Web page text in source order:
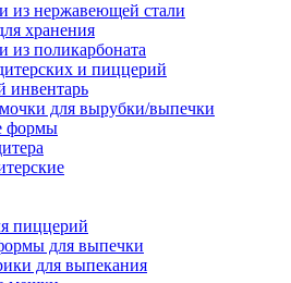
из нержавеющей стали
хранения
из поликарбоната
и пиццерий
инвентарь
для вырубки/выпечки
формы
пиццерий
для выпечки
для выпекания